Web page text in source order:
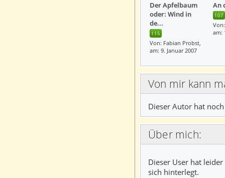
Der Apfelbaum
oder: Wind in
de...
115
Von: Fabian Probst,
am: 9. Januar 2007
An
107
am:
Von mir kann
Dieser Autor hat
Über mich:
Dieser User hat
sich hinterlegt.